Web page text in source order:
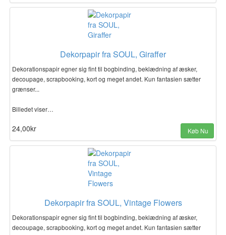
Dekorpapir fra SOUL, Giraffer
Dekorationspapir egner sig fint til bogbinding, beklædning af æsker,
decoupage, scrapbooking, kort og meget andet. Kun fantasien sætter
grænser...
Billedet viser…
24,00kr Køb Nu
Dekorpapir fra SOUL, Vintage Flowers
Dekorationspapir egner sig fint til bogbinding, beklædning af æsker,
decoupage, scrapbooking, kort og meget andet. Kun fantasien sætter